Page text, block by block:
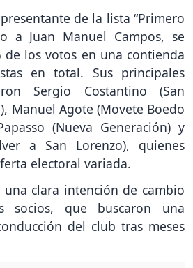
de la lista “Primero
a Juan Manuel Campos, se
de los votos en una contienda
en total. Sus principales
Sergio Costantino (San
Manuel Agote (Movete Boedo
(Nueva Generación) y
a San Lorenzo), quienes
electoral variada.
una clara intención de cambio
que buscaron una
del club tras meses